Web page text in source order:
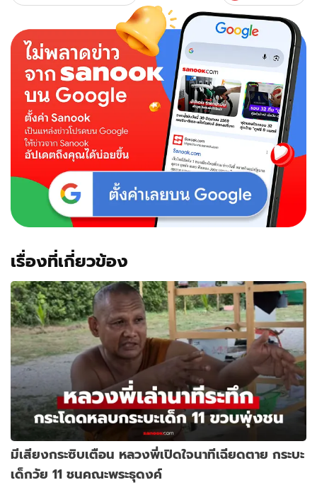
เรื่องที่เกี่ยวข้อง
มีเสียงกระซิบเตือน หลวงพี่เปิดใจนาทีเฉียดตาย กระบะ
เด็กวัย 11 ชนคณะพระธุดงค์